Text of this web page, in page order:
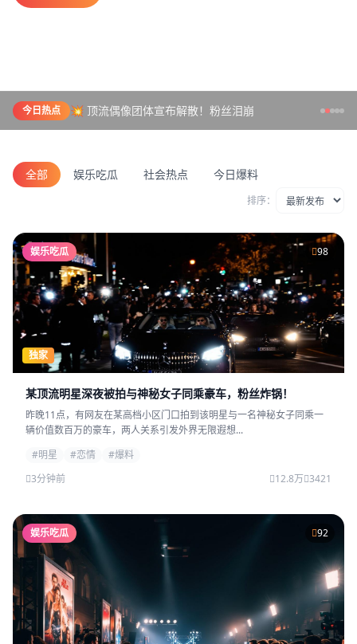
今日热点 💥 顶流偶像团体宣布解散！粉丝泪崩
全部 娱乐吃瓜 社会热点 今日爆料
排序：
娱乐吃瓜 98
独家
某顶流明星深夜被拍与神秘女子同乘豪车，粉丝炸锅！
昨晚11点，有网友在某高档小区门口拍到该明星与一名神秘女子同乘一
辆价值数百万的豪车，两人关系引发外界无限遐想...
#明星
#恋情
#爆料
3分钟前
12.8万 3421
娱乐吃瓜 92